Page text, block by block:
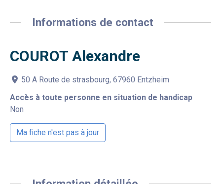
Informations de contact
COUROT Alexandre
50 A Route de strasbourg, 67960 Entzheim
Accès à toute personne en situation de handicap
Non
Ma fiche n'est pas à jour